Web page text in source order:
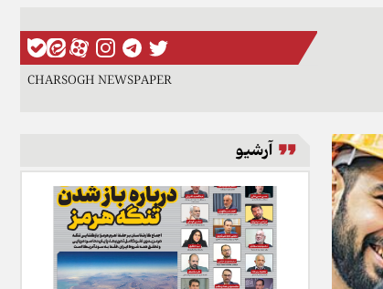
CHARSOGH NEWSPAPER
آرشیو